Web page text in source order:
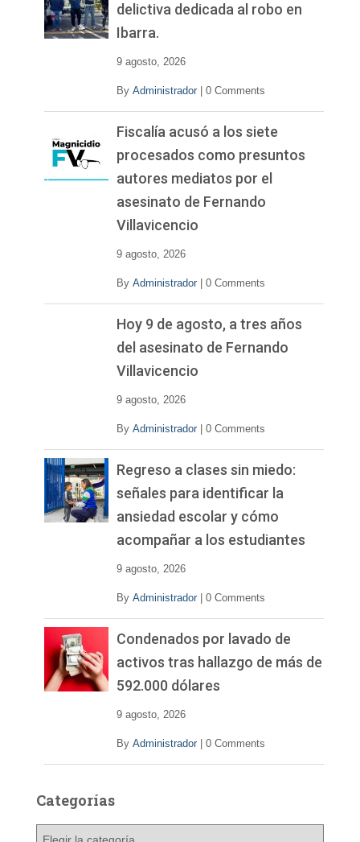
delictiva dedicada al robo en
Ibarra.
9 agosto, 2026
By Administrador 0 Comments
Fiscalía acusó a los siete
procesados como presuntos
autores mediatos por el
asesinato de Fernando
Villavicencio
9 agosto, 2026
By Administrador 0 Comments
Hoy 9 de agosto, a tres años
del asesinato de Fernando
Villavicencio
9 agosto, 2026
By Administrador 0 Comments
Regreso a clases sin miedo:
señales para identificar la
ansiedad escolar y cómo
acompañar a los estudiantes
9 agosto, 2026
By Administrador 0 Comments
Condenados por lavado de
activos tras hallazgo de más de
592.000 dólares
9 agosto, 2026
By Administrador 0 Comments
Categorías